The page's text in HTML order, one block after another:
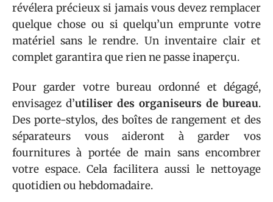
révélera précieux si jamais vous devez remplacer
quelque chose ou si quelqu’un emprunte votre
matériel sans le rendre. Un inventaire clair et
complet garantira que rien ne passe inaperçu.
Pour garder votre bureau ordonné et dégagé,
envisagez d’utiliser des organiseurs de bureau.
Des porte-stylos, des boîtes de rangement et des
séparateurs vous aideront à garder vos
fournitures à portée de main sans encombrer
votre espace. Cela facilitera aussi le nettoyage
quotidien ou hebdomadaire.